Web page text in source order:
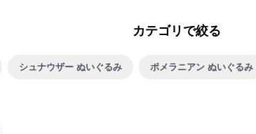
カテゴリで絞る
シュナウザー ぬいぐるみ ポメラニアン ぬいぐるみ